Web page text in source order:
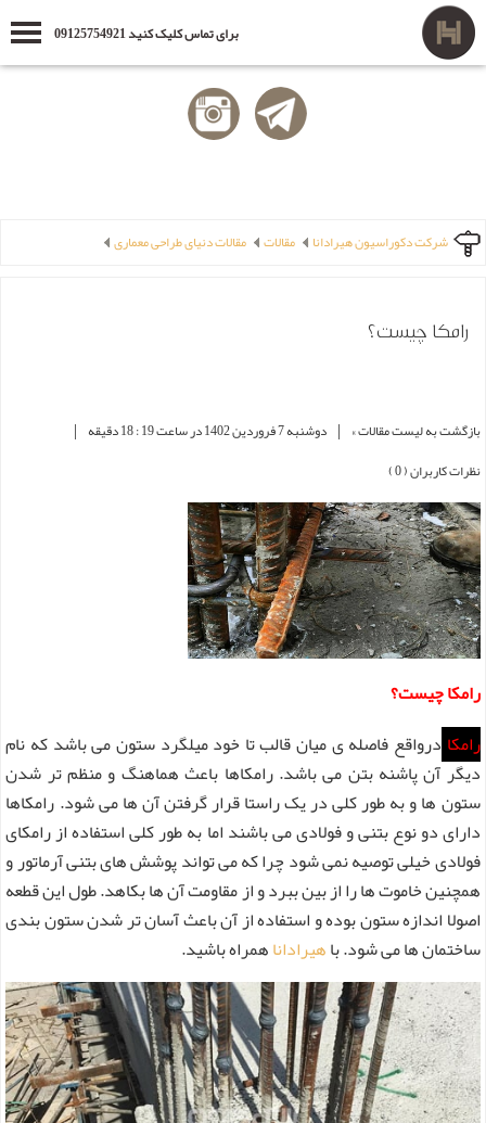
برای تماس کلیک کنید 09125754921
شرکت دکوراسیون هیرادانا مقالات مقالات دنیای طراحی معماری
رامکا چیست؟
بازگشت به لیست مقالات » | دوشنبه 7 فروردین 1402 در ساعت 19 : 18 دقیقه |
نظرات کاربران ( 0 )
رامکا چیست؟
رامکا درواقع فاصله ی میان قالب تا خود میلگرد ستون می باشد که نام
دیگر آن پاشنه بتن می باشد. رامکاها باعث هماهنگ و منظم تر شدن
ستون ها و به طور کلی در یک راستا قرار گرفتن آن ها می شود. رامکاها
دارای دو نوع بتنی و فولادی می باشند اما به طور کلی استفاده از رامکای
فولادی خیلی توصیه نمی شود چرا که می تواند پوشش های بتنی آرماتور و
همچنین خاموت ها را از بین ببرد و از مقاومت آن ها بکاهد. طول این قطعه
اصولا اندازه ستون بوده و استفاده از آن باعث آسان تر شدن ستون بندی
ساختمان ها می شود. باهیراداناهمراه باشید.